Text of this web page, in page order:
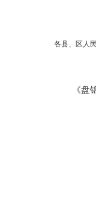
各县、区人
《盘锦